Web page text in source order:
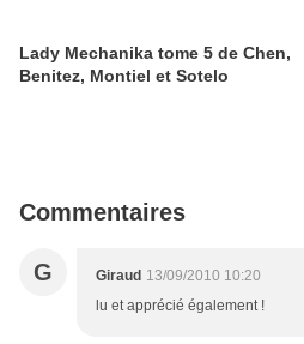
Lady Mechanika tome 5 de Chen,
Benitez, Montiel et Sotelo
Commentaires
G Giraud 13/09/2010 10:20
lu et apprécié également !